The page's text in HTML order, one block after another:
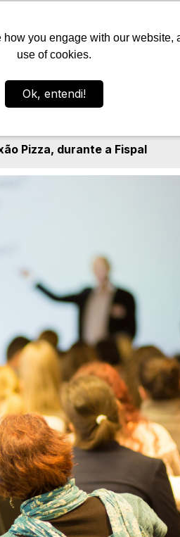
you engage with our
use of cookies.
Ok, entendi!
Pizza, durante a Fispal